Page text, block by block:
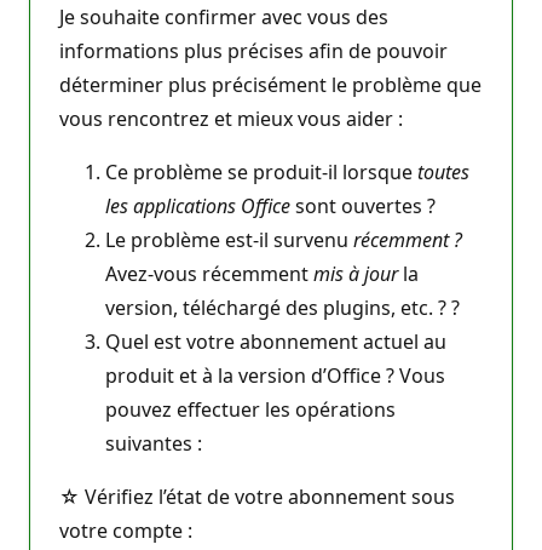
Je souhaite confirmer avec vous des
informations plus précises afin de pouvoir
déterminer plus précisément le problème que
vous rencontrez et mieux vous aider :
Ce problème se produit-il lorsquetoutes
les applications Officesont ouvertes ?
Le problème est-il survenu récemment ?
Avez-vous récemmentmis à jourla
version, téléchargé des plugins, etc. ? ?
Quel est votre abonnement actuel au
produit et à la version d’Office ? Vous
pouvez effectuer les opérations
suivantes :
☆ Vérifiez l’état de votre abonnement sous
votre compte :